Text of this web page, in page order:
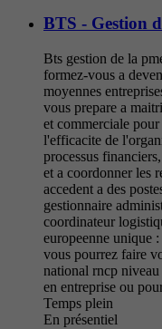
BTS - Gestion
Bts gestion de la
formez-vous a
moyennes
vous prepare a
et commerciale
l'efficacite de
processus
et a coordonner les
accedent a des
gestionnaire
coordinateur
europeenne unique
vous pourrez faire
national rncp
en entreprise ou
Temps plein
En présentiel